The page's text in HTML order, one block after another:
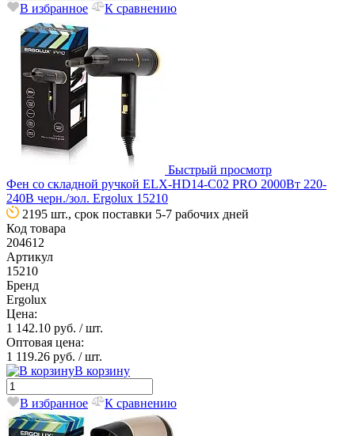
В избранное К сравнению
Быстрый просмотр
Фен со складной ручкой ELX-HD14-C02 PRO 2000Вт 220-
240В черн./зол. Ergolux 15210
2195 шт., срок поставки 5-7 рабочих дней
Код товара
204612
Артикул
15210
Бренд
Ergolux
Цена:
1 142.10 руб. / шт.
Оптовая цена:
1 119.26 руб. / шт.
В корзину
В избранное К сравнению